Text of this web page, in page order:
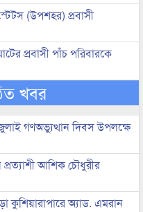
(উপশহর) প্রবাসী
প্রবাসী পাঁচ পরিবারকে
খবর
গণঅভ্যুত্থান দিবস উপলক্ষে
আশিক চৌধুরীর
কুশিয়ারাপারে অ্যাড. এমরান